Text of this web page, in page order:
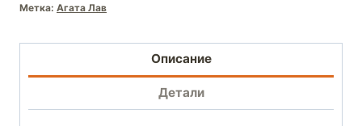
Метка: Агата Лав
Описание
Детали